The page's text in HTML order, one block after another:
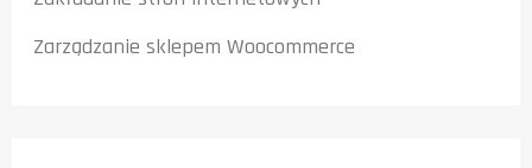
Zarządzanie sklepem Woocommerce